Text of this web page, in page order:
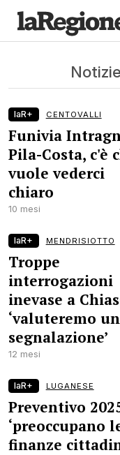
laR+ CENTOVALLI
Funivia
Pila-Costa, c'è
vuole vederci
chiaro
10 mesi
laR+ MENDRISIOTTO
Troppe
interrogazioni
inevase a
‘valuteremo
segnalazione’
12 mesi
laR+ LUGANESE
Preventivo
‘preoccupano
finanze